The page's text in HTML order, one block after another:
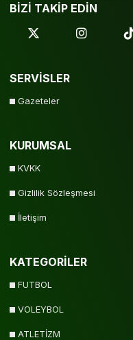
BİZİ TAKİP EDİN
SERVİSLER
Gazeteler
KURUMSAL
KVKK
Gizlilik Sözleşmesi
İletişim
KATEGORİLER
FUTBOL
VOLEYBOL
ATLETİZM